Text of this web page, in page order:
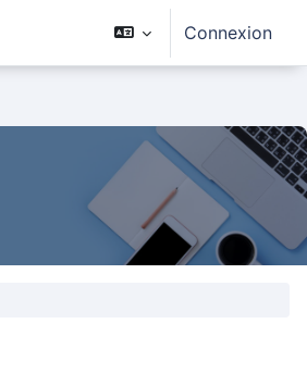
Connexion